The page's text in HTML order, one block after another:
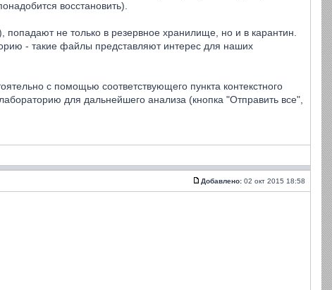
восстановить).
не только в резервное хранилище, но и в карантин.
- такие файлы представляют интерес для наших
с помощью соответствующего пункта контекстного
для дальнейшего анализа (кнопка "Отправить все",
Добавлено: 02 окт 2015 18:58